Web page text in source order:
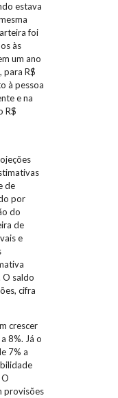
estava
foi
às
um ano
para R$
à pessoa
e na
R$
de
por
do
de
e
O saldo
cifra
crescer
8%. Já o
7% a
provisões